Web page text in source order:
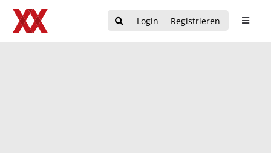
Login Registrieren